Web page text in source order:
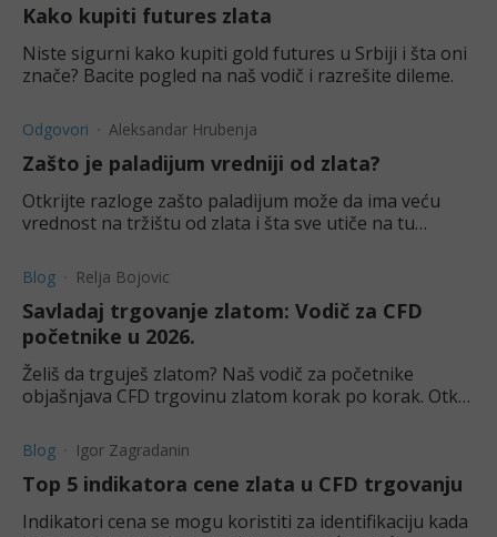
Kako kupiti futures zlata
Niste sigurni kako kupiti gold futures u Srbiji i šta oni
znače? Bacite pogled na naš vodič i razrešite dileme.
Odgovori Aleksandar Hrubenja
Zašto je paladijum vredniji od zlata?
Otkrijte razloge zašto paladijum može da ima veću
vrednost na tržištu od zlata i šta sve utiče na tu
Blog Relja Bojovic
Savladaj trgovanje zlatom: Vodič za CFD
početnike u 2026.
Želiš da trguješ zlatom? Naš vodič za početnike
objašnjava CFD trgovinu zlatom korak po korak. Otkrij
Blog Igor Zagradanin
Top 5 indikatora cene zlata u CFD trgovanju
Indikatori cena se mogu koristiti za identifikaciju kada